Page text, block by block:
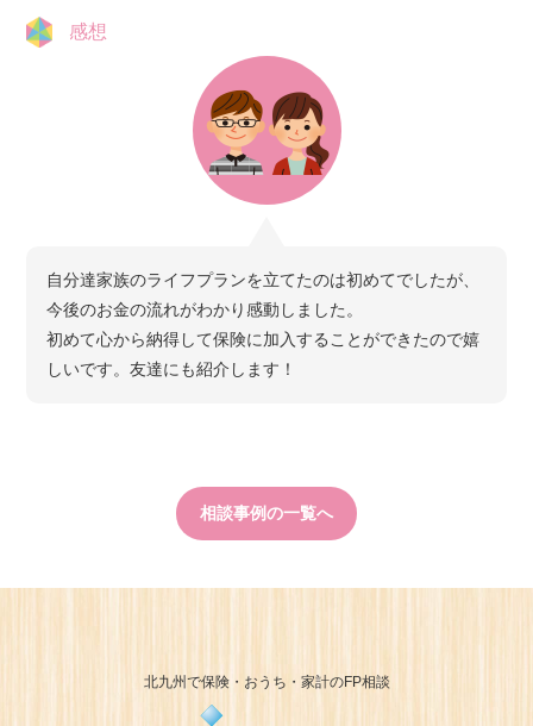
感想
自分達家族のライフプランを立てたのは初めてでしたが、
今後のお金の流れがわかり感動しました。
初めて心から納得して保険に加入することができたので嬉
しいです。友達にも紹介します！
相談事例の一覧へ
北九州で保険・おうち・家計のFP相談